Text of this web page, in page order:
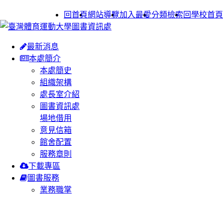
回學校首頁
分類檢索
加入最愛
網站導覽
回首頁
最新消息
本處簡介
本處簡史
組織架構
處長室介紹
圖書資訊處
場地借用
意見信箱
館舍配置
服務章則
下載專區
圖書服務
業務職掌